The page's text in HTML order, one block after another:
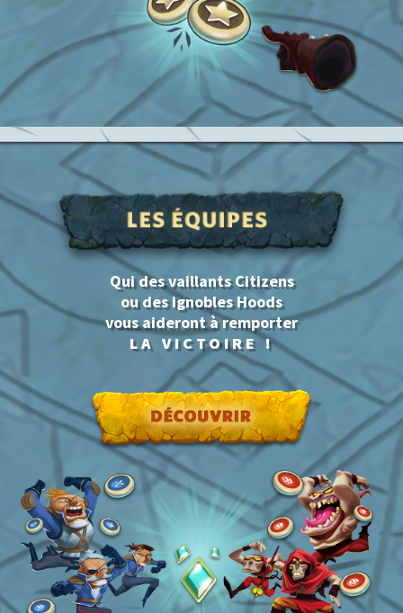
Qui des vaillants Citizens
ou des ignobles Hoods
vous aideront à remporter
LA VICTOIRE !